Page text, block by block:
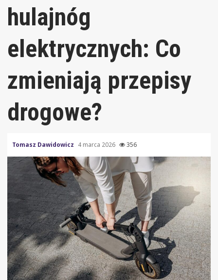
hulajnóg
elektrycznych: Co
zmieniają przepisy
drogowe?
Tomasz Dawidowicz 4 marca 2026 356